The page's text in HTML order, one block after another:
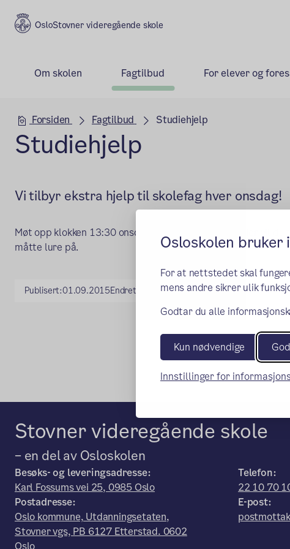
Osloskolen
For at nettstedet skal
mens andre sikrer ulik
Godtar du alle
Kun nødvendige
Innstillinger for
Stovner videregående skole
Om skolen Fagtilbud For elever og
Hovedseksjon
Forsiden Fagtilbud Studiehjelp
Studiehjelp
Vi tilbyr ekstra hjelp til skolefag hver onsdag!
Møt opp klokken 13:30 onsdager - rom 03-10-008. Her vil du
måtte lure på.
Publisert:01.09.2015Endret: 14.01.2023
Stovner videregående skole
– en del av Osloskolen
Besøks- og leveringsadresse:
Karl Fossums vei 25, 0985 Oslo
Postadresse:
Oslo kommune, Utdanningsetaten,
Stovner vgs, PB 6127 Etterstad. 0602
Telefon:
22 10 70
E-post: